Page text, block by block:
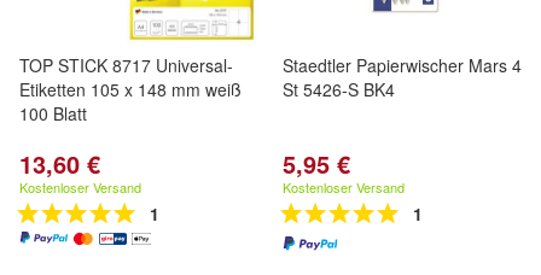
TOP STICK 8717 Universal-
Etiketten 105 x 148 mm weiß
100 Blatt
13,60 €
Kostenloser Versand
1
Staedtler Papierwischer Mars 4
St 5426-S BK4
5,95 €
Kostenloser Versand
1